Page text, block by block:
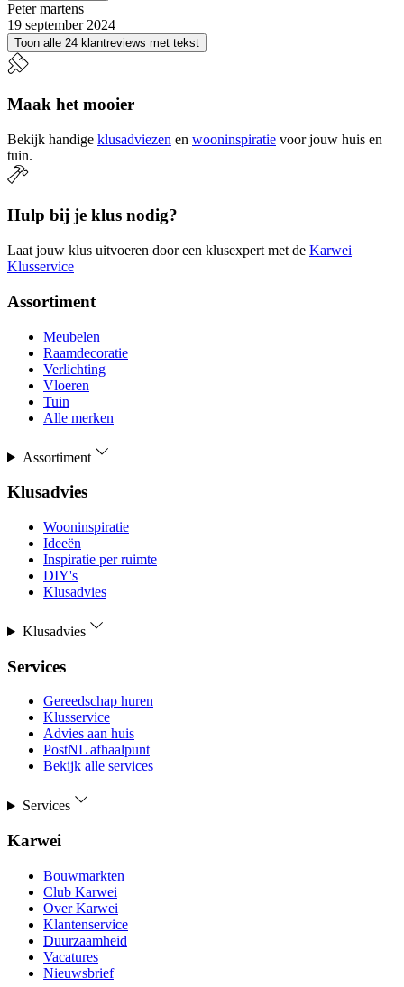
Peter martens
19 september 2024
Toon alle 24 klantreviews met tekst
Maak het mooier
Bekijk handige klusadviezen en wooninspiratie voor jouw huis en
tuin.
Hulp bij je klus nodig?
Laat jouw klus uitvoeren door een klusexpert met de Karwei
Klusservice
Assortiment
Meubelen
Raamdecoratie
Verlichting
Vloeren
Tuin
Alle merken
Assortiment
Klusadvies
Wooninspiratie
Ideeën
Inspiratie per ruimte
DIY's
Klusadvies
Klusadvies
Services
Gereedschap huren
Klusservice
Advies aan huis
PostNL afhaalpunt
Bekijk alle services
Services
Karwei
Bouwmarkten
Club Karwei
Over Karwei
Klantenservice
Duurzaamheid
Vacatures
Nieuwsbrief